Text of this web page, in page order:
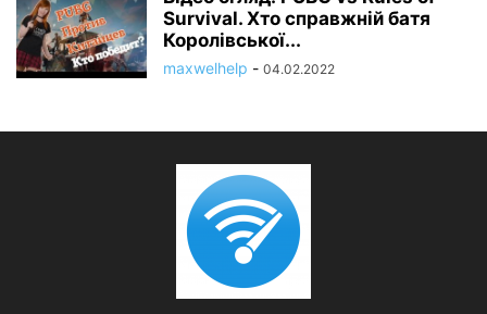
Survival. Хто справжній батя
Королівської...
maxwelhelp - 04.02.2022